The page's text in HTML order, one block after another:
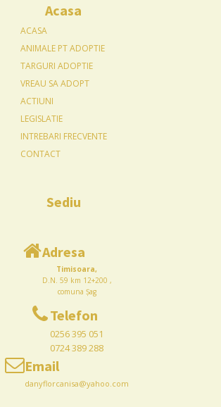
Acasa
ACASA
ANIMALE PT ADOPTIE
TARGURI ADOPTIE
VREAU SA ADOPT
ACTIUNI
LEGISLATIE
INTREBARI FRECVENTE
CONTACT
Sediu
Adresa
Timisoara,
D.N. 59 km 12+200 ,
comuna Șag
Telefon
0256 395 051
0724 389 288
Email
danyflorcanisa@yahoo.com